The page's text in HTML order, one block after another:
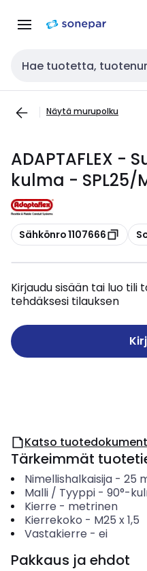
navigointiinsisältöön
Haku
Näytä murupolku
ADAPTAFLEX -
kulma - SPL25/
Kopioi
Sähkönro 1107666
Kirjaudu sisään tai luo tili
tehdäksesi tilauksen
Katso
Tärkeimmät
Nimellishalkaisija- 25
Malli / Tyyppi- 90°-
Kierre - metrinen
Kierrekoko - M25 x 1,5
Vastakierre - ei
Pakkaus ja ehdot